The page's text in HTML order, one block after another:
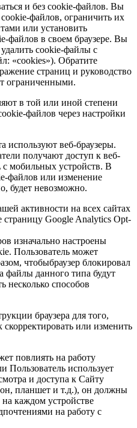
и без cookie-файлов. Вы
файлов, ограничить их
или установить
файлов в своем браузере. Вы
cookie-файлы с
«cookies»). Обратите
страниц и руководство
ограниченными.
в той или иной степени
файлов через настройки
используют веб-браузеры.
получают доступ к веб-
мобильных устройств. В
файлов или изменение
будет невозможно.
активности на всех сайтах
страницу Google Analytics Opt-
изначально настроены
Пользователь может
чтобыбраузер блокировал
файлы данного типа будут
несколько способов
браузера для того,
или изменить
повлиять на работу
Пользователь использует
и доступа к Сайту
планшет и т.д.), он должны
каждом устройстве
на работу с